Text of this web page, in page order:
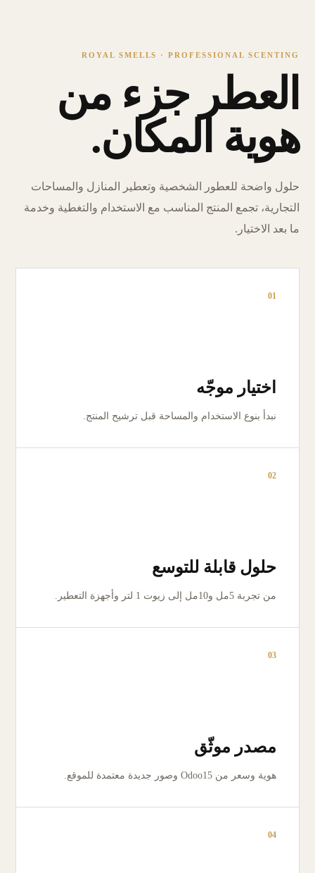
ROYAL SMELLS · PROFESSIONAL SCENTING
العطر جزء من
هوية المكان.
حلول واضحة للعطور الشخصية وتعطير المنازل والمساحات
التجارية، تجمع المنتج المناسب مع الاستخدام والتغطية وخدمة
ما بعد الاختيار.
01
اختيار موجّه
نبدأ بنوع الاستخدام والمساحة قبل ترشيح المنتج.
02
حلول قابلة للتوسع
من تجربة 5مل و10مل إلى زيوت 1 لتر وأجهزة التعطير.
03
مصدر موثّق
هوية وسعر من Odoo15 وصور جديدة معتمدة للموقع.
04